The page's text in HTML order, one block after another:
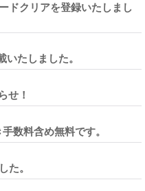
ドクリアを登録いたしまし
たしました。
せ！
数料含め無料です。
た。